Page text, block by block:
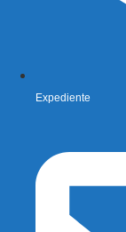
Expediente